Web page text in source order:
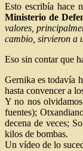
Esto escribía hace
Ministerio de
valores,
cambio, sirvieron a
Eso sin contar que
Gernika es todavía
hasta convencer a
Y no nos
fuentes);
decena de veces;
kilos de bombas.
Un vídeo de lo